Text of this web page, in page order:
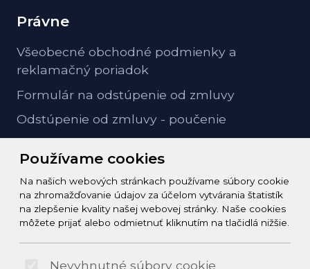
Používame cookies
Na našich webových stránkach používame súbory cookie
na zhromažďovanie údajov za účelom vytvárania štatistík
na zlepšenie kvality našej webovej stránky. Naše cookies
môžete prijať alebo odmietnuť kliknutím na tlačidlá nižšie.
Nevyhnutné súbory cookie
Právne
Všeobecné obchodné podmienky a
reklamačný poriadok
Formulár na odstúpenie od zmluvy
Odstúpenie od zmluvy - poučenie
GDPR ochrana osobných údajov
Kontakt
info@zeleziarstvo-majster.sk
+421456812908